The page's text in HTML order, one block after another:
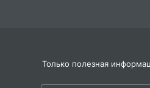
служебных частях речи,
Только полезная